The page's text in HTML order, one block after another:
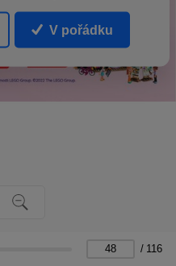
/ 116
V pořádku